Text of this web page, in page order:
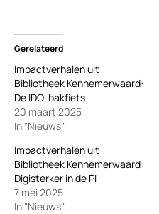
Gerelateerd
Impactverhalen uit
Bibliotheek Kennemerwaard:
De IDO-bakfiets
20 maart 2025
In "Nieuws"
Impactverhalen uit
Bibliotheek Kennemerwaard:
Digisterker in de PI
7 mei 2025
In "Nieuws"